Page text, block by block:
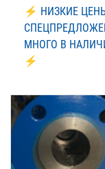
⚡ НИЗКИЕ
МНОГО В
⚡